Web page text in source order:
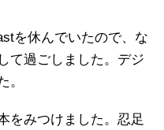
を休んでいたので、な
て過ごしました。デジ
。
をみつけました。忍足